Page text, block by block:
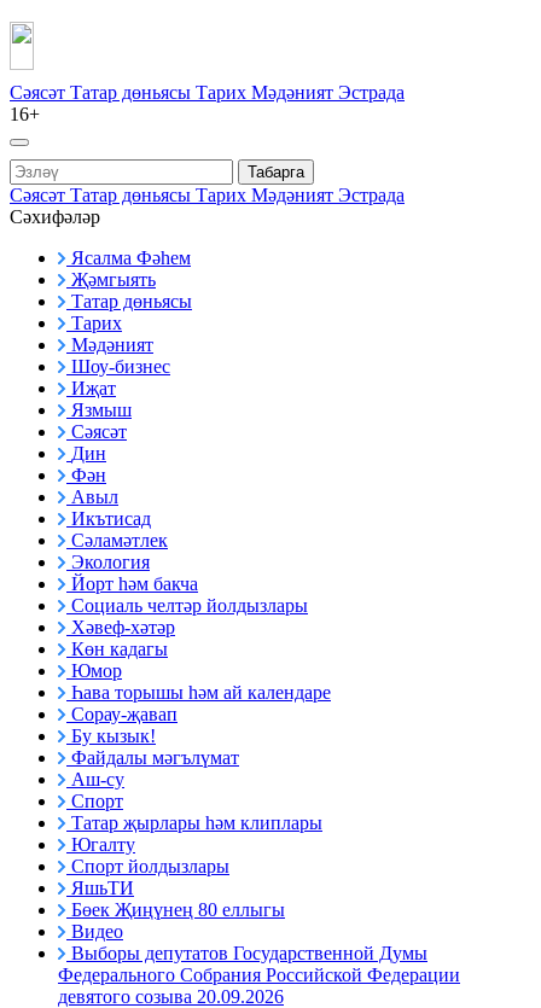
Сәясәт Татар дөньясы Тарих Мәдәният Эстрада
16+
Табарга
Сәясәт Татар дөньясы Тарих Мәдәният Эстрада
Сәхифәләр
Ясалма Фәһем
Җәмгыять
Татар дөньясы
Тарих
Мәдәният
Шоу-бизнес
Иҗат
Язмыш
Сәясәт
Дин
Фән
Авыл
Икътисад
Сәламәтлек
Экология
Йорт һәм бакча
Социаль челтәр йолдызлары
Хәвеф-хәтәр
Көн кадагы
Юмор
Һава торышы һәм ай календаре
Сорау-җавап
Бу кызык!
Файдалы мәгълүмат
Аш-су
Спорт
Татар җырлары һәм клиплары
Югалту
Спорт йолдызлары
ЯшьТИ
Бөек Җиңүнең 80 еллыгы
Видео
Выборы депутатов Государственной Думы
Федерального Собрания Российской Федерации
девятого созыва 20.09.2026